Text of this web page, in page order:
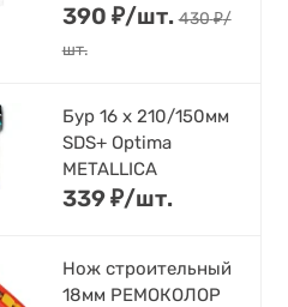
390 ₽/шт. 430₽/
шт.
Бур 16 х 210/150мм
SDS+ Optima
METALLICA
339₽/шт.
Нож строительный
18мм РЕМОКОЛОР